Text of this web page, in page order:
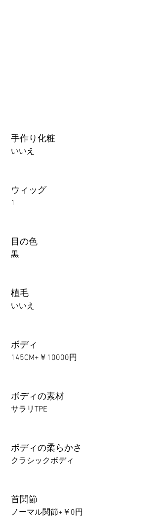
手作り化粧
いいえ
ウィッグ
1
目の色
黒
植毛
いいえ
ボディ
145CM+￥10000円
ボディの素材
サラリTPE
ボディの柔らかさ
クラシックボディ
首関節
ノーマル関節+￥0円